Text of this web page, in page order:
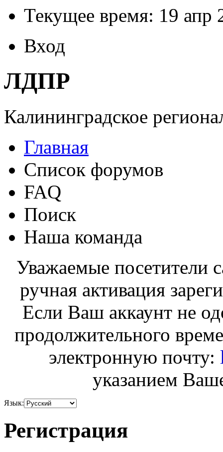
Текущее время: 19 апр
Вход
ЛДПР
Калининградское
Главная
Список форумов
FAQ
Поиск
Наша команда
Уважаемые посетители
ручная активация
Если Ваш аккаунт не
продолжительного
электронную почту:
указанием
Язык:
Регистрация